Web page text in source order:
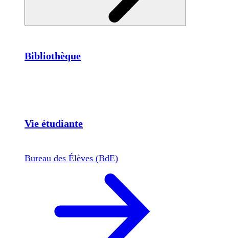
Bibliothèque
Vie étudiante
Bureau des Élèves (BdE)